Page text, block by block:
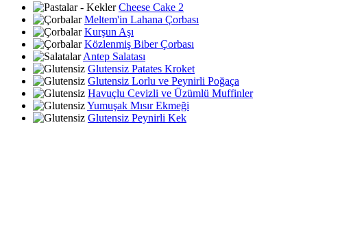
Cheese Cake 2
Meltem'in Lahana Çorbası
Kurşun Aşı
Közlenmiş Biber Çorbası
Antep Salatası
Glutensiz Patates Kroket
Glutensiz Lorlu ve Peynirli Poğaça
Havuçlu Cevizli ve Üzümlü Muffinler
Yumuşak Mısır Ekmeği
Glutensiz Peynirli Kek